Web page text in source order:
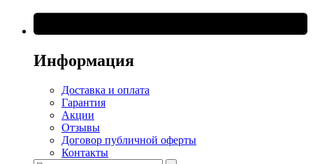
Информация
Доставка и оплата
Гарантия
Акции
Отзывы
Договор публичной оферты
Контакты